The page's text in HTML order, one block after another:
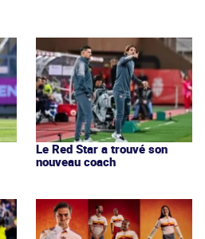
Le Red Star a trouvé son
nouveau coach